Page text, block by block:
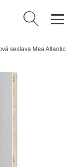
Vyhledávání
sestava Mea Atlantic